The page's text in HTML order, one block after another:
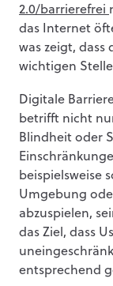
2.0/barrierefrei
das Internet
was zeigt,
wichtigen
Digitale
betrifft nicht
Blindheit oder
beispielsweise
Umgebung
abzuspielen,
das Ziel, dass
entsprechend